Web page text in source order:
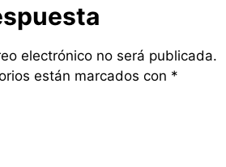
electrónico no será publicada.
están marcados con *